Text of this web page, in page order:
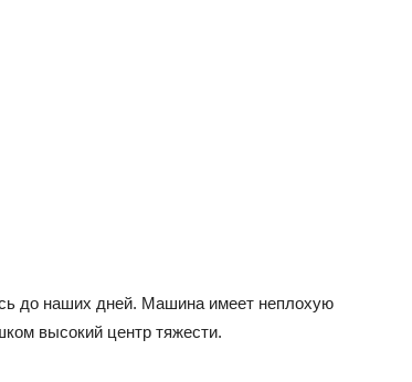
до наших дней. Машина имеет неплохую
высокий центр тяжести.